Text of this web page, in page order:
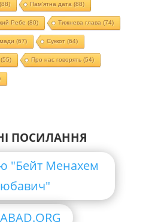
(88) Пам'ятна дата (88)
Ребе (80) Тижнева глава (74)
(67) Суккот (64)
Про нас говорять(54)
ПОСИЛАННЯ
"Бейт Менахем